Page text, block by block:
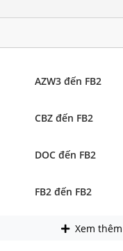
AZW3 đến FB2
CBZ đến FB2
DOC đến FB2
FB2 đến FB2
Xem thêm